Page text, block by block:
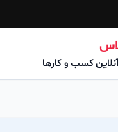
کسب و کارها